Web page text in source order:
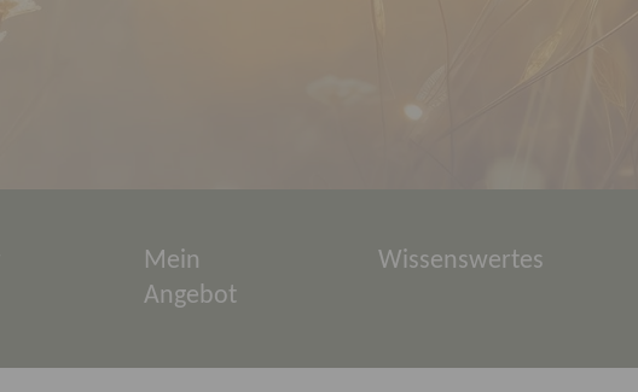
Mein
Angebot
Wissenswertes